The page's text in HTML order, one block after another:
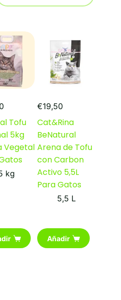
Tofu
5kg
Vegetal
kg
€19,50
Cat&Rina
BeNatural
Arena de Tofu
con Carbon
Activo 5,5L
Para Gatos
5,5 L
Añadir